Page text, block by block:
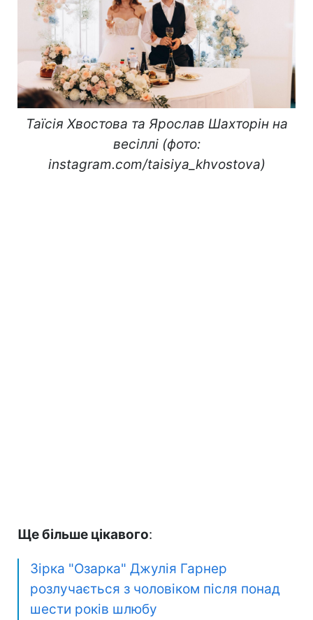
Таїсія Хвостова та Ярослав Шахторін на
весіллі (фото:
instagram.com/taisiya_khvostova)
Ще більше цікавого:
Зірка "Озарка" Джулія Гарнер
розлучається з чоловіком після понад
шести років шлюбу